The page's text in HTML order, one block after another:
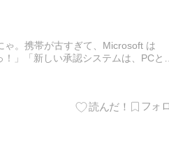
ゃ。携帯が古すぎて、Microsoft は
」「新しい承認システムは、PCと携